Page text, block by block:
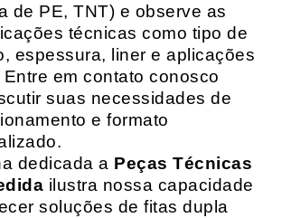
de PE, TNT) e observe as
técnicas como tipo de
espessura, liner e aplicações
em contato conosco
suas necessidades de
e formato
dedicada a Peças Técnicas
ilustra nossa capacidade
soluções de fitas dupla